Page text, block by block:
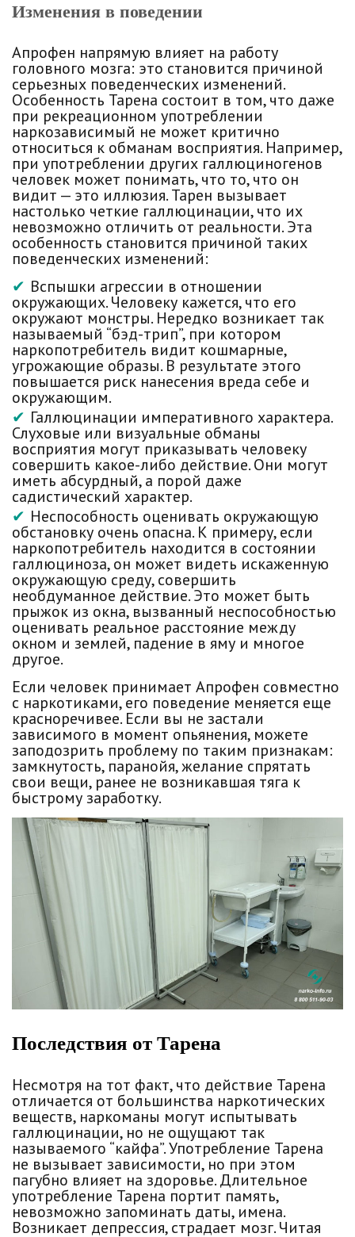
Изменения в поведении
Апрофен напрямую влияет на работу
головного мозга: это становится причиной
серьезных поведенческих изменений.
Особенность Тарена состоит в том, что даже
при рекреационном употреблении
наркозависимый не может критично
относиться к обманам восприятия. Например,
при употреблении других галлюциногенов
человек может понимать, что то, что он
видит — это иллюзия. Тарен вызывает
настолько четкие галлюцинации, что их
невозможно отличить от реальности. Эта
особенность становится причиной таких
поведенческих изменений:
Вспышки агрессии в отношении
окружающих. Человеку кажется, что его
окружают монстры. Нередко возникает так
называемый “бэд-трип”, при котором
наркопотребитель видит кошмарные,
угрожающие образы. В результате этого
повышается риск нанесения вреда себе и
окружающим.
Галлюцинации императивного характера.
Слуховые или визуальные обманы
восприятия могут приказывать человеку
совершить какое-либо действие. Они могут
иметь абсурдный, а порой даже
садистический характер.
Неспособность оценивать окружающую
обстановку очень опасна. К примеру, если
наркопотребитель находится в состоянии
галлюциноза, он может видеть искаженную
окружающую среду, совершить
необдуманное действие. Это может быть
прыжок из окна, вызванный неспособностью
оценивать реальное расстояние между
окном и землей, падение в яму и многое
другое.
Если человек принимает Апрофен совместно
с наркотиками, его поведение меняется еще
красноречивее. Если вы не застали
зависимого в момент опьянения, можете
заподозрить проблему по таким признакам:
замкнутость, паранойя, желание спрятать
свои вещи, ранее не возникавшая тяга к
быстрому заработку.
Последствия от Тарена
Несмотря на тот факт, что действие Тарена
отличается от большинства наркотических
веществ, наркоманы могут испытывать
галлюцинации, но не ощущают так
называемого “кайфа”. Употребление Тарена
не вызывает зависимости, но при этом
пагубно влияет на здоровье. Длительное
употребление Тарена портит память,
невозможно запоминать даты, имена.
Возникает депрессия, страдает мозг. Читая